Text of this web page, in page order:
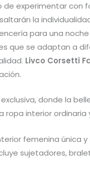
de experimentar con
la
para una
que se adaptan a
Livco Corsetti
donde la
ropa interior
femenina única
sujetadores,